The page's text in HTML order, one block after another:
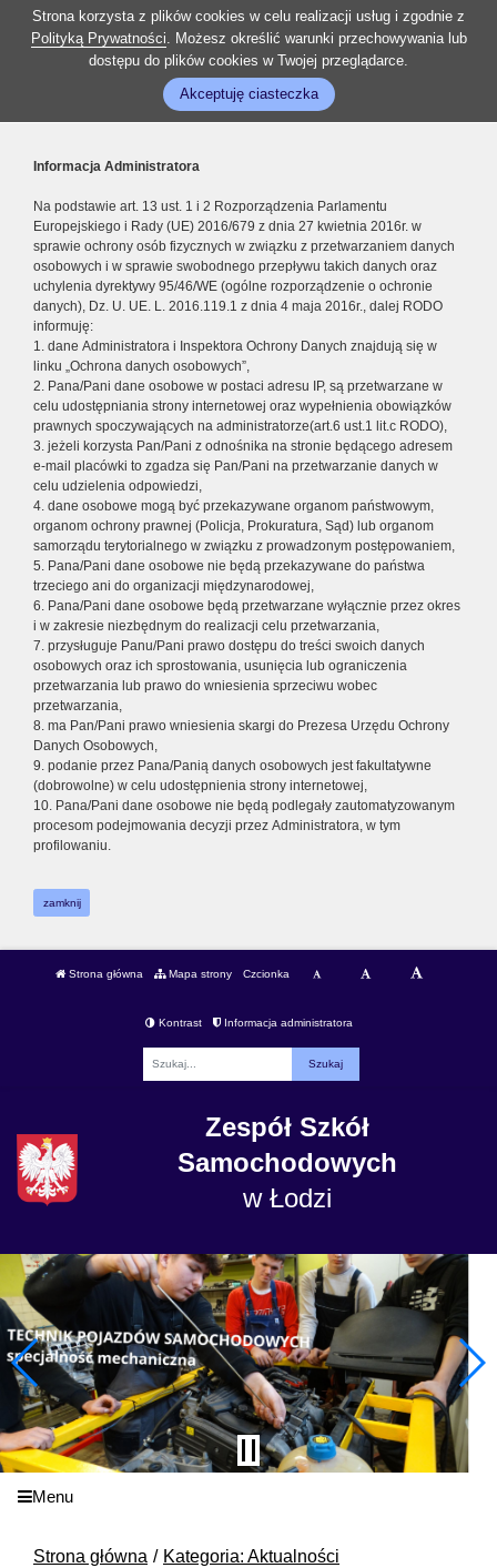
Strona korzysta z plików cookies w celu realizacji usług i zgodnie z
Polityką Prywatności. Możesz określić warunki przechowywania lub
dostępu do plików cookies w Twojej przeglądarce.
Akceptuję ciasteczka
Informacja Administratora
Na podstawie art. 13 ust. 1 i 2 Rozporządzenia Parlamentu
Europejskiego i Rady (UE) 2016/679 z dnia 27 kwietnia 2016r. w
sprawie ochrony osób fizycznych w związku z przetwarzaniem danych
osobowych i w sprawie swobodnego przepływu takich danych oraz
uchylenia dyrektywy 95/46/WE (ogólne rozporządzenie o ochronie
danych), Dz. U. UE. L. 2016.119.1 z dnia 4 maja 2016r., dalej RODO
informuję:
1. dane Administratora i Inspektora Ochrony Danych znajdują się w
linku „Ochrona danych osobowych”,
2. Pana/Pani dane osobowe w postaci adresu IP, są przetwarzane w
celu udostępniania strony internetowej oraz wypełnienia obowiązków
prawnych spoczywających na administratorze(art.6 ust.1 lit.c RODO),
3. jeżeli korzysta Pan/Pani z odnośnika na stronie będącego adresem
e-mail placówki to zgadza się Pan/Pani na przetwarzanie danych w
celu udzielenia odpowiedzi,
4. dane osobowe mogą być przekazywane organom państwowym,
organom ochrony prawnej (Policja, Prokuratura, Sąd) lub organom
samorządu terytorialnego w związku z prowadzonym postępowaniem,
5. Pana/Pani dane osobowe nie będą przekazywane do państwa
trzeciego ani do organizacji międzynarodowej,
6. Pana/Pani dane osobowe będą przetwarzane wyłącznie przez okres
i w zakresie niezbędnym do realizacji celu przetwarzania,
7. przysługuje Panu/Pani prawo dostępu do treści swoich danych
osobowych oraz ich sprostowania, usunięcia lub ograniczenia
przetwarzania lub prawo do wniesienia sprzeciwu wobec
przetwarzania,
8. ma Pan/Pani prawo wniesienia skargi do Prezesa Urzędu Ochrony
Danych Osobowych,
9. podanie przez Pana/Panią danych osobowych jest fakultatywne
(dobrowolne) w celu udostępnienia strony internetowej,
10. Pana/Pani dane osobowe nie będą podlegały zautomatyzowanym
procesom podejmowania decyzji przez Administratora, w tym
profilowaniu.
zamknij
Strona główna Mapa strony Czcionka
Kontrast Informacja administratora
Zespół Szkół
Samochodowych
w Łodzi
Menu
Strona główna
Kategoria: Aktualności